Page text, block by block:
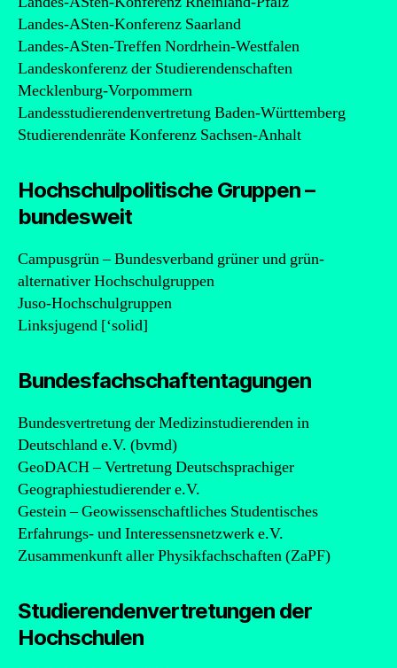
Landes-ASten-Konferenz Saarland
Landes-ASten-Treffen Nordrhein-Westfalen
Landeskonferenz der Studierendenschaften
Mecklenburg-Vorpommern
Landesstudierendenvertretung Baden-Württemberg
Studierendenräte Konferenz Sachsen-Anhalt
Hochschulpolitische Gruppen –
bundesweit
Campusgrün – Bundesverband grüner und grün-
alternativer Hochschulgruppen
Juso-Hochschulgruppen
Linksjugend [‘solid]
Bundesfachschaftentagungen
Bundesvertretung der Medizinstudierenden in
Deutschland e.V. (bvmd)
GeoDACH – Vertretung Deutschsprachiger
Geographiestudierender e.V.
Gestein – Geowissenschaftliches Studentisches
Erfahrungs- und Interessensnetzwerk e.V.
Zusammenkunft aller Physikfachschaften (ZaPF)
Studierendenvertretungen der
Hochschulen